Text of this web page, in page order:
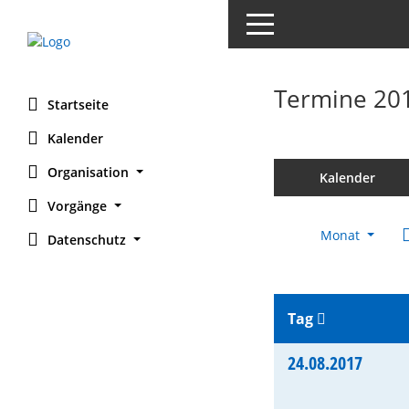
Startseite
Kalender
Organisation
Vorgänge
Datenschutz
Toggle navigation
Termine
Kalender
Monat
Tag
24.08.2017